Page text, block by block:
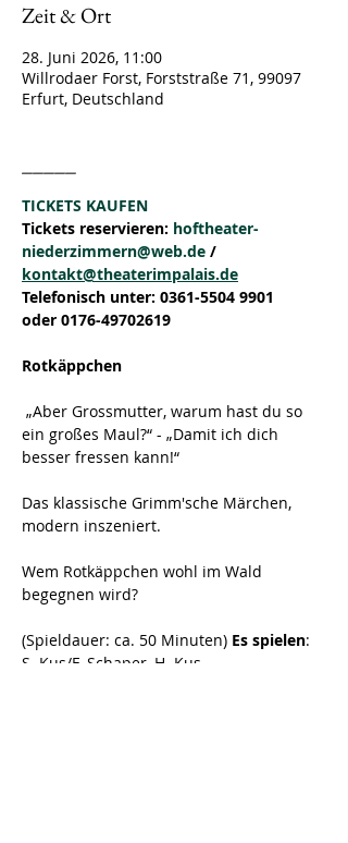
Zeit & Ort
28. Juni 2026, 11:00
Willrodaer Forst, Forststraße 71, 99097
Erfurt, Deutschland
TICKETS KAUFEN
Tickets reservieren: hoftheater-
niederzimmern@web.de /
kontakt@theaterimpalais.de
Telefonisch unter: 0361-5504 9901
oder 0176-49702619
Rotkäppchen
ein großes Maul?“ - „Damit ich dich
besser fressen kann!“
Das klassische Grimm'sche Märchen,
modern inszeniert.
Wem Rotkäppchen wohl im Wald
begegnen wird?
(Spieldauer: ca. 50 Minuten) Es spielen:
S. Kus/F. Schaper, H. Kus